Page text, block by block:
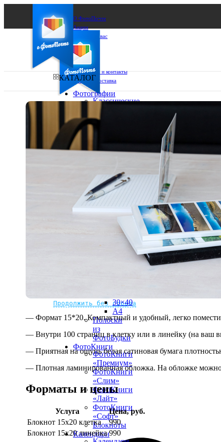
О ФотоПочте
Акции
Сделаем за вас
Бизнесу
FAQ
Франшиза
Поддержка и контакты
Оплата и доставка
Ваш регион доставки
Выберите из списка:
Продолжить без города
КАТАЛОГ
Фотографии
Классические
фото
15х15
15х20
20х30
30х30
30х40
в
10х10
10×15
13×18
30×40
A4
Полоски
из
ФотоБудки
ФотоКниги
ФотоКниги
«Премиум»
ФотоКниги
«Слим»
ФотоКниги
«Лайт»
ФотоКниги
«Софт»
Блокноты
Календари
— Формат 15*20. Компактный и удобный, легко
— Внутри 100 страниц в клетку или в линейку (на ваш
— Приятная на ощупь белая сатиновая бумага
— Плотная ламинированная обложка. На обложке
Форматы и цены
Услуга
Цена, руб.
Блокнот 15х20 клетка
990
Блокнот 15х20 линейка 990